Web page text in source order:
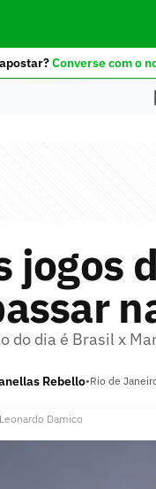
Converse com o
jogos
do dia é Brasil x
Rebello•Rio de
Leonardo Damico